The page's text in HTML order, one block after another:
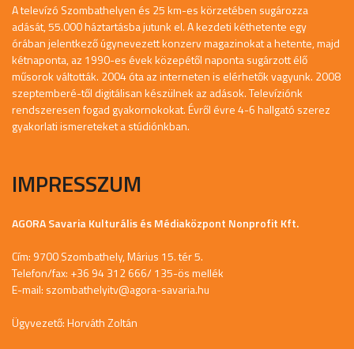
A televízó Szombathelyen és 25 km-es körzetében sugározza
adását, 55.000 háztartásba jutunk el. A kezdeti kéthetente egy
órában jelentkező úgynevezett konzerv magazinokat a hetente, majd
kétnaponta, az 1990-es évek közepétől naponta sugárzott élő
műsorok váltották. 2004 óta az interneten is elérhetők vagyunk. 2008
szeptemberé-től digitálisan készülnek az adások. Televíziónk
rendszeresen fogad gyakornokokat. Évről évre 4-6 hallgató szerez
gyakorlati ismereteket a stúdiónkban.
IMPRESSZUM
AGORA Savaria Kulturális és Médiaközpont Nonprofit Kft.
Cím: 9700 Szombathely, Márius 15. tér 5.
Telefon/fax: +36 94 312 666/ 135-ös mellék
E-mail: szombathelyitv@agora-savaria.hu
Ügyvezető: Horváth Zoltán